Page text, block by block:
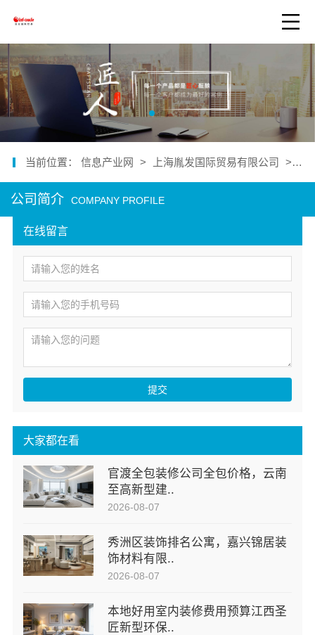
大家都在看
官渡全包装修公司全包价格，云南
至高新型建..
2026-08-07
秀洲区装饰排名公寓，嘉兴锦居装
饰材料有限..
2026-08-07
本地好用室内装修费用预算江西圣
匠新型环保..
在线留言
提交
当前位置： 信息产业网 > 上海胤发国际贸易有限公司 > 公
公司简介 COMPANY PROFILE